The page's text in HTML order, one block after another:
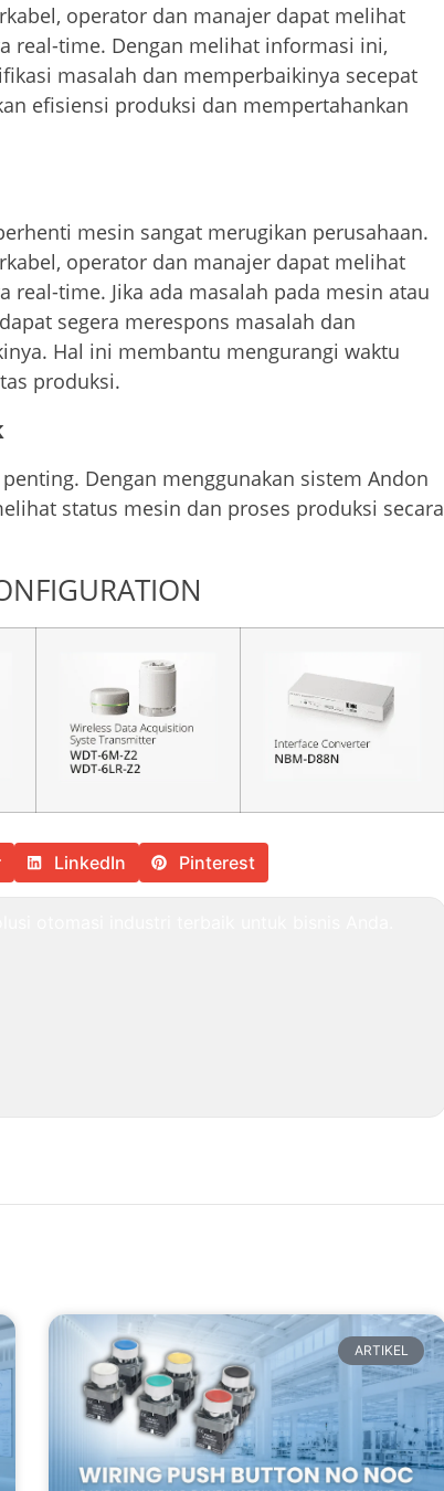
operator dan manajer dapat melihat
real-time. Dengan melihat informasi ini,
masalah dan memperbaikinya secepat
efisiensi produksi dan mempertahankan
mesin sangat merugikan perusahaan.
operator dan manajer dapat melihat
real-time. Jika ada masalah pada mesin atau
segera merespons masalah dan
Hal ini membantu mengurangi waktu
produksi.
Dengan menggunakan sistem Andon
status mesin dan proses produksi secara
LinkedIn Pinterest
ARTIKEL